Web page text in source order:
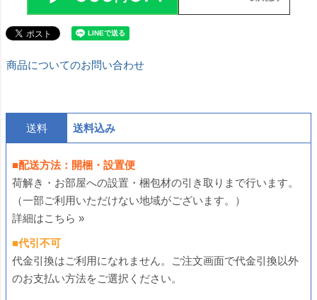
商品についてのお問い合わせ
送料 送料込み
■配送方法：開梱・設置便
荷解き・お部屋への設置・梱包材の引き取りまで行います。
（一部ご利用いただけない地域がございます。）
詳細はこちら »
■代引不可
代金引換はご利用になれません。ご注文画面で代金引換以外
のお支払い方法をご選択ください。